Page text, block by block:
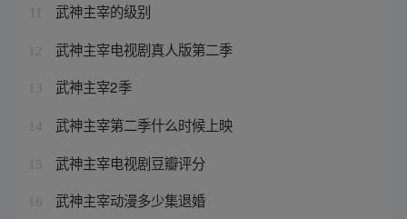
武神主宰的级别
12 武神主宰电视剧真人版第二季
13 武神主宰2季
14 武神主宰第二季什么时候上映
15 武神主宰电视剧豆瓣评分
16 武神主宰动漫多少集退婚